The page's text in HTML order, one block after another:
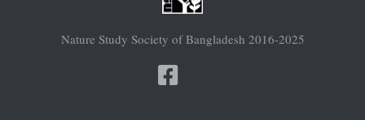
Nature Study Society of Bangladesh 2016-2025